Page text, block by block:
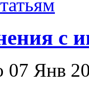
с
07 Янв